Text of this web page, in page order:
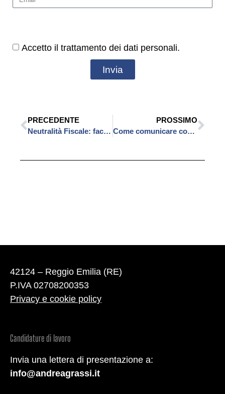
Accetto il trattamento dei dati personali.
Invia
PRECEDENTE
Neutralità Fiscale: facciamo chiarezza con il Prof. Alessandro Terzuolo
PROSSIMO
Come comunicare con i video per attrarre più Pazienti
42124 – Reggio Emilia (RE)
P.IVA 02708200353
Privacy e cookie policy
Candidature di lavoro
Invia una lettera di presentazione a:
info@andreagrassi.it